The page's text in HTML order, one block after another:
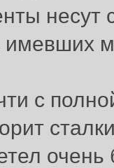
несут
с